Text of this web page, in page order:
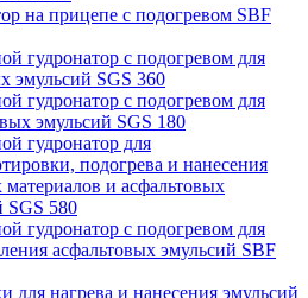
на прицепе с подогревом SBF
гудронатор с подогревом для
эмульсий SGS 360
гудронатор с подогревом для
эмульсий SGS 180
гудронатор для
подогрева и нанесения
и асфальтовых
SGS 580
гудронатор с подогревом для
асфальтовых эмульсий SBF
для нагрева и нанесения эмульсий